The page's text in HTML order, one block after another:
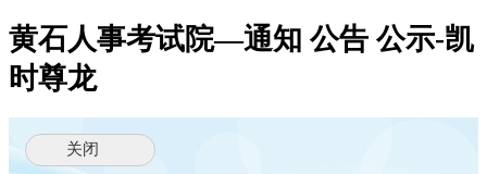
黄石人事考试院—通知 公告 公示-凯
时尊龙